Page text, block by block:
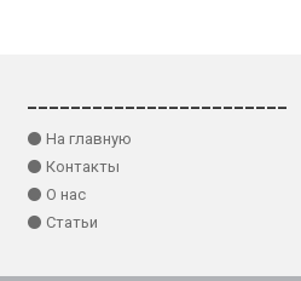
⚫ На главную
⚫ Контакты
⚫ О нас
⚫ Статьи